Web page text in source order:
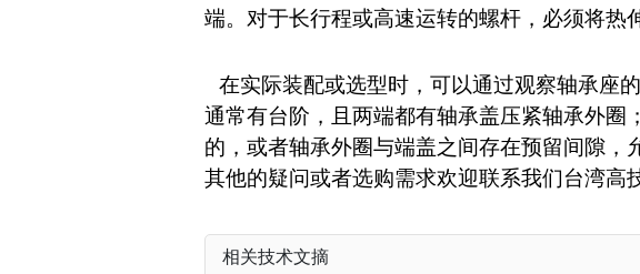
端。对于长行程或高速运转的螺杆，必须将热
在实际装配或选型时，可以通过观察轴承座
通常有台阶，且两端都有轴承盖压紧轴承外圈
的，或者轴承外圈与端盖之间存在预留间隙，
其他的疑问或者选购需求欢迎联系我们台湾高
相关技术文摘